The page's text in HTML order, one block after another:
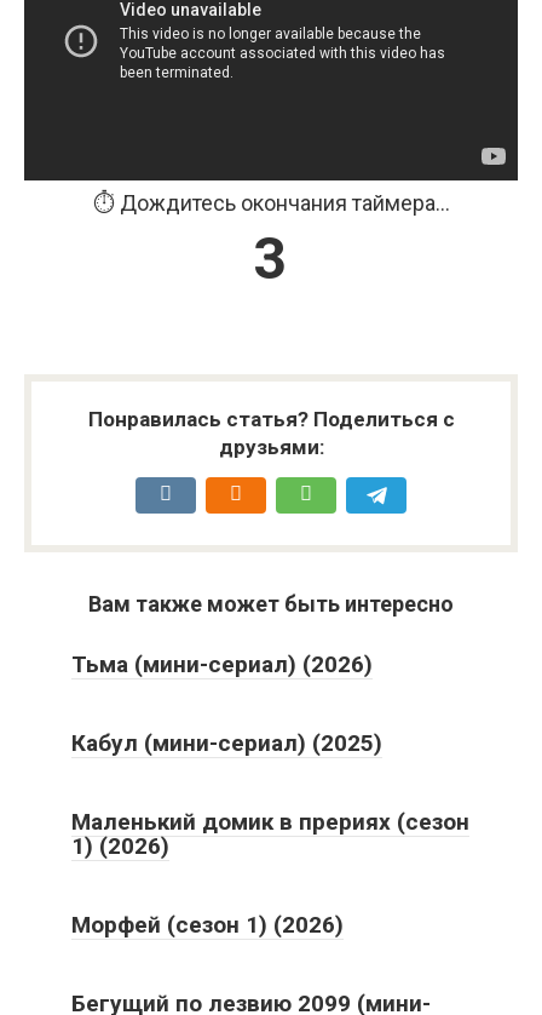
⏱️ Дождитесь окончания таймера...
3
Понравилась статья? Поделиться с
друзьями:
Вам также может быть интересно
Тьма (мини-сериал) (2026)
Кабул (мини-сериал) (2025)
Маленький домик в прериях (сезон
1) (2026)
Морфей (сезон 1) (2026)
Бегущий по лезвию 2099 (мини-